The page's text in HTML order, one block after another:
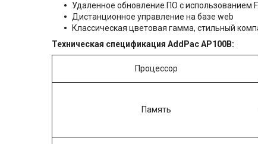
Удаленное обновление ПО с использованием
Дистанционное управление на базе web
Классическая цветовая гамма, стильный
Техническая спецификация AddPac AP100B:
Процессор
Память